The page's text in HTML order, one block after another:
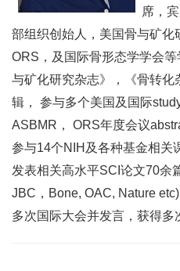
席，
部组织创始人，美国骨与矿化
ORS，及国际骨形态学学会
与矿化研究杂志》，《骨转
辑， 参与多个美国及国际
ASBMR， ORS年度会议
参与14个NIH及各种基金相关
发表相关高水平SCI论文70余
JBC，Bone, OAC, Nature
多次国际大会并发言，获得多